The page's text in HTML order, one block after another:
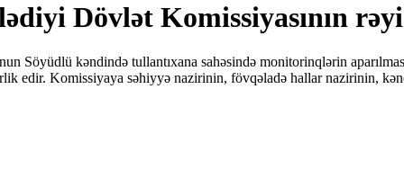
Dövlət Komissiyasının
Söyüdlü kəndində tullantıxana sahəsində monitorinqlərin
edir. Komissiyaya səhiyyə nazirinin, fövqəladə hallar nazirinin,